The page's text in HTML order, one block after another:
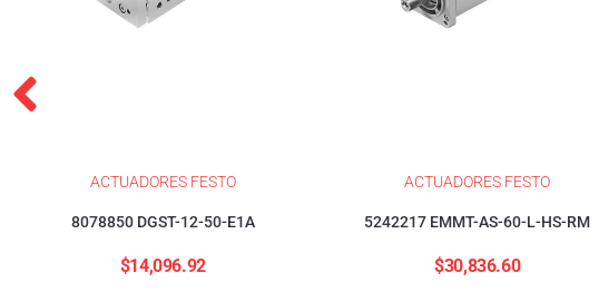
ACTUADORES FESTO
8078850 DGST-12-50-E1A
$14,096.92
ACTUADORES FESTO
5242217 EMMT-AS-60-L-HS-RM
$30,836.60